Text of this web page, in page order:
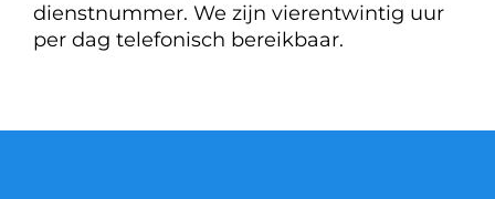
dienstnummer. We zijn vierentwintig uur
per dag telefonisch bereikbaar.